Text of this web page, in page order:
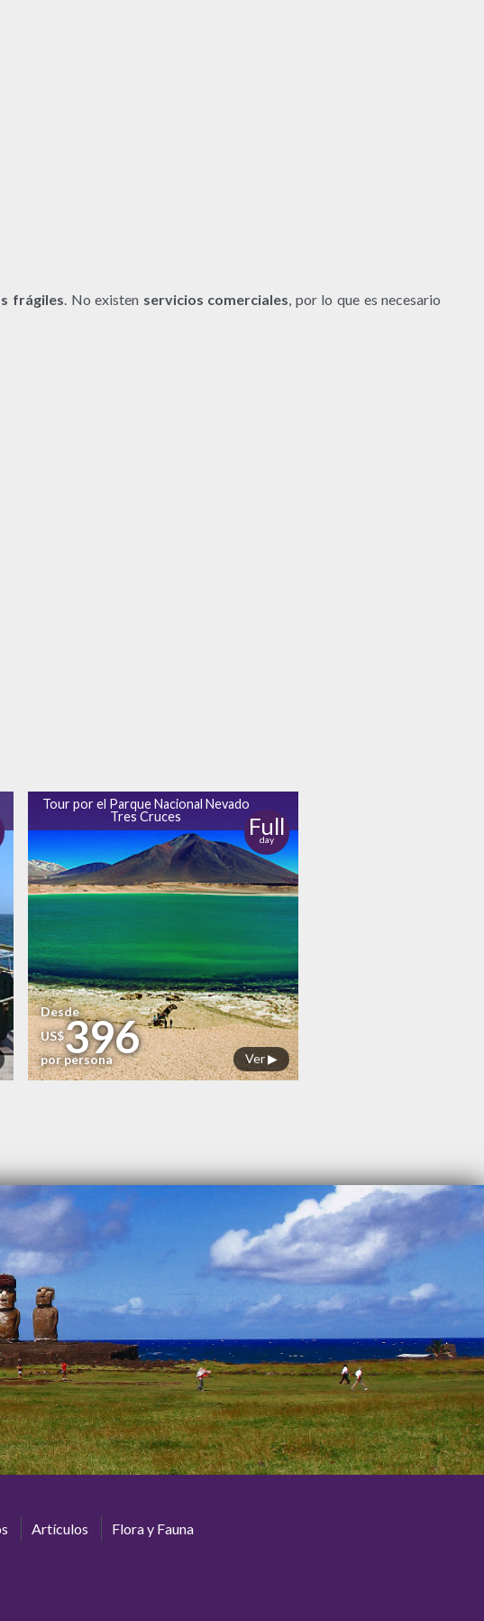
frágiles. No existen servicios comerciales, por lo que es necesario
Tour por el Parque Nacional Nevado
Tres Cruces
Full
day
Ver ▶
Desde
US$396
por persona
Artículos Flora y Fauna